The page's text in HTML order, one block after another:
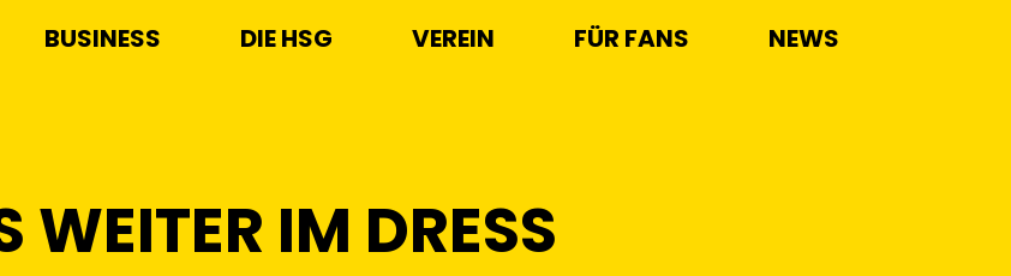
BUSINESS DIE HSG VEREIN FÜR FANS NEWS
IM DRESS